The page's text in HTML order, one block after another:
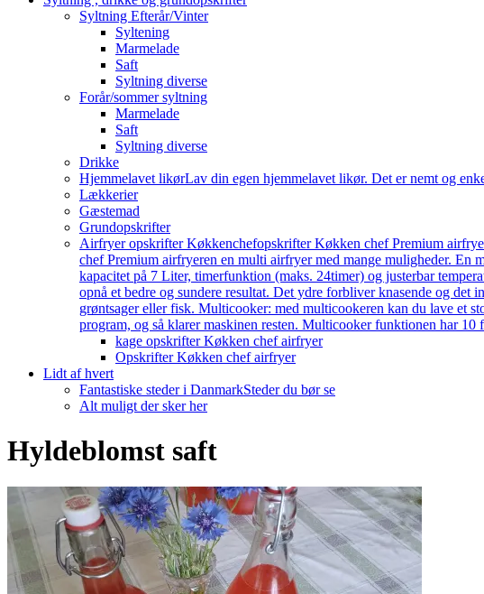
Syltning Efterår/Vinter
Syltening
Marmelade
Saft
Syltning diverse
Forår/sommer syltning
Marmelade
Saft
Syltning diverse
Drikke
Hjemmelavet likørLav din egen hjemmelavet likør. Det er nemt og
Lækkerier
Gæstemad
Grundopskrifter
Airfryer opskrifter Køkkenchefopskrifter Køkken chef Premium
chef Premium airfryeren en multi airfryer med mange muligheder. En
kapacitet på 7 Liter, timerfunktion (maks. 24timer) og justerbar
opnå et bedre og sundere resultat. Det ydre forbliver knasende og
grøntsager eller fisk. Multicooker: med multicookeren kan du lave et
program, og så klarer maskinen resten. Multicooker funktionen har
kage opskrifter Køkken chef airfryer
Opskrifter Køkken chef airfryer
Lidt af hvert
Fantastiske steder i DanmarkSteder du bør se
Alt muligt der sker her
Hyldeblomst saft